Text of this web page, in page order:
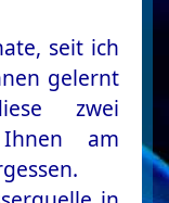
seit ich
gelernt
zwei
am